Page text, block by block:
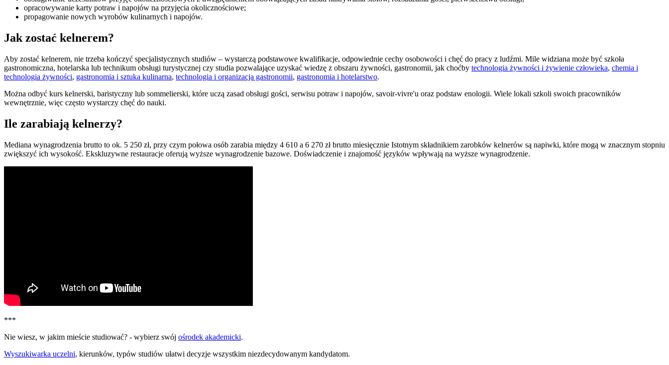
opracowywanie karty potraw i napojów na przyjęcia okolicznościowe;
propagowanie nowych wyrobów kulinarnych i napojów.
Jak zostać kelnerem?
Aby zostać kelnerem, nie trzeba kończyć specjalistycznych studiów – wystarczą podstawowe kwalifikacje, odpowiednie cechy osobowości i chęć do pracy z ludźmi. Mile widziana może być szkoła
gastronomiczna, hotelarska lub technikum obsługi turystycznej czy studia pozwalające uzyskać wiedzę z obszaru żywności, gastronomii, jak choćby technologia żywności i żywienie człowieka, chemia i
technologia żywności, gastronomia i sztuka kulinarna, technologia i organizacja gastronomii, gastronomia i hotelarstwo.
Można odbyć kurs kelnerski, baristyczny lub sommelierski, które uczą zasad obsługi gości, serwisu potraw i napojów, savoir-vivre'u oraz podstaw enologii. Wiele lokali szkoli swoich pracowników
wewnętrznie, więc często wystarczy chęć do nauki.
Ile zarabiają kelnerzy?
Mediana wynagrodzenia brutto to ok. 5 250 zł, przy czym połowa osób zarabia między 4 610 a 6 270 zł brutto miesięcznie Istotnym składnikiem zarobków kelnerów są napiwki, które mogą w znacznym stopniu
zwiększyć ich wysokość. Ekskluzywne restauracje oferują wyższe wynagrodzenie bazowe. Doświadczenie i znajomość języków wpływają na wyższe wynagrodzenie.
***
Nie wiesz, w jakim mieście studiować? - wybierz swój ośrodek akademicki.
Wyszukiwarka uczelni, kierunków, typów studiów ułatwi decyzje wszystkim niezdecydowanym kandydatom.